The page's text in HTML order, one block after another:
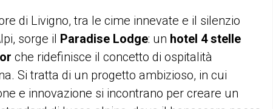
di Livigno, tra le cime innevate e il silenzio
sorge il Paradise Lodge: un hotel 4 stelle
che ridefinisce il concetto di ospitalità
Si tratta di un progetto ambizioso, in cui
e innovazione si incontrano per creare un